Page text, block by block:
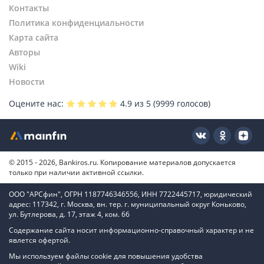
Новиком
Банк Зенит
Металлинвестбанк
Локо-Банк
Кредит Европа Банк
УБРиР
Центр-инвест
БКС Банк
Фора-Банк
Акибанк
БЖФ Банк
Новосибирск
Волгоград
Ростов-на-Дону
Пермь
Красноярск
Омск
Контакты
Политика конфиденциальности
Карта сайта
Авторы
Wiki
Новости
Оцените нас:
4.9 из 5 (9999 голосов)
© 2015 - 2026, Bankiros.ru. Копирование материалов допускается
только при наличии активной ссылки.
ООО "АРСфин", ОГРН 1187746346556, ИНН 7722445717, юридический
адрес: 117342, г. Москва, вн. тер. г. муниципальный округ Коньково,
ул. Бутлерова, д. 17, этаж 4, ком. 66
Содержание сайта носит информационно-справочный характер и не
явлется офертой.
Мы используем файлы cookie для повышения удобства